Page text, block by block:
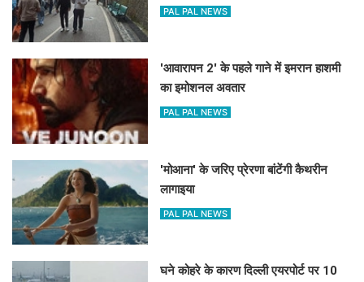
PAL PAL NEWS
'आवारापन 2' के पहले गाने में इमरान हाशमी
का इमोशनल अवतार
PAL PAL NEWS
'मोआना' के जरिए प्रेरणा बांटेंगी कैथरीन
लागाइया
PAL PAL NEWS
घने कोहरे के कारण दिल्ली एयरपोर्ट पर 10